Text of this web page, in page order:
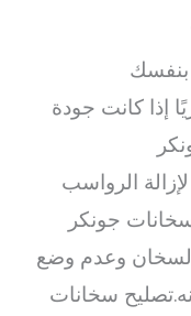
بنفسك
إذا كانت جودة
الرواسب
جونكر
السخان وعدم وضع
سخانات